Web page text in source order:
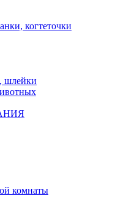
когтеточки
шлейки
комнаты